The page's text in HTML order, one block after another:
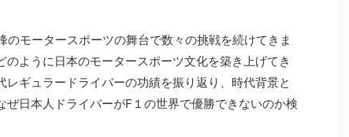
のモータースポーツの舞台で数々の挑戦を続けてきま
ように日本のモータースポーツ文化を築き上げてき
ギュラードライバーの功績を振り返り、時代背景と
ぜ日本人ドライバーがF１の世界で優勝できないのか検